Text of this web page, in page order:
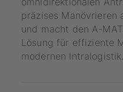
präzises Manövrieren
und macht den A-
Lösung für effiziente
modernen Intralogistik.